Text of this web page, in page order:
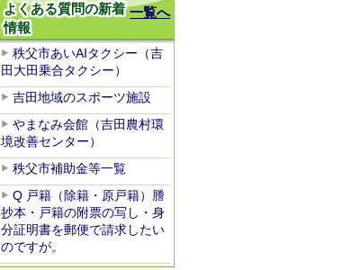
一覧へ
よくある質問の新着
情報
秩父市あいAIタクシー（吉
田大田乗合タクシー）
吉田地域のスポーツ施設
やまなみ会館（吉田農村環
境改善センター）
秩父市補助金等一覧
Q 戸籍（除籍・原戸籍）謄
抄本・戸籍の附票の写し・身
分証明書を郵便で請求したい
のですが。